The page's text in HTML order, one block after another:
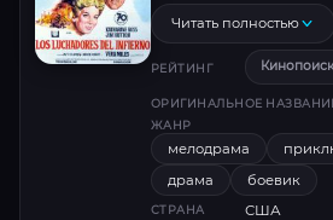
государственный
пожаров в зоне
Читать полностью
РЕЙТИНГ Кинопоиск
ОРИГИНАЛЬНОЕ
ЖАНР
мелодрама
драма
боевик
СТРАНА США